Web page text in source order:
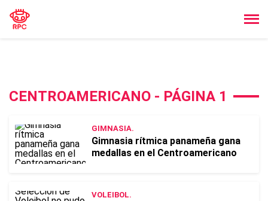
CENTROAMERICANO - PÁGINA 1
GIMNASIA.
Gimnasia rítmica panameña gana
medallas en el Centroamericano
VOLEIBOL.